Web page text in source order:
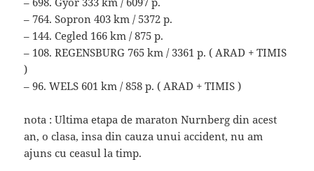
– 764. Sopron 403 km / 5372 p.
– 144. Cegled 166 km / 875 p.
– 108. REGENSBURG 765 km / 3361 p. ( ARAD + TIMIS
)
– 96. WELS 601 km / 858 p. ( ARAD + TIMIS )
nota : Ultima etapa de maraton Nurnberg din acest
an, o clasa, insa din cauza unui accident, nu am
ajuns cu ceasul la timp.